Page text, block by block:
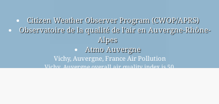
Citizen Weather Observer Program (CWOP/APRS)
Observatoire de la qualité de l'air en Auvergne-Rhône-
Alpes
Atmo Auvergne
Vichy, Auvergne, France Air Pollution
Vichy, Auvergne overall air quality index is 50